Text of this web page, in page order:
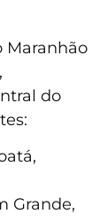
Maranhão
do
Grande,